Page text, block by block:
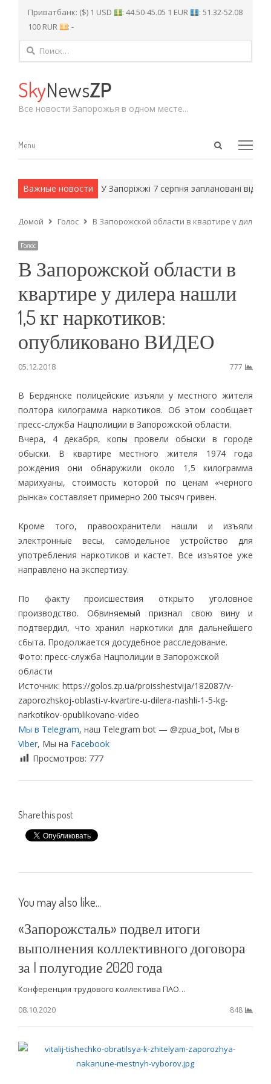
Приватбанк: ($) 1 USD : 44.50-45.05 1 EUR
: 51.32-52.08
100 RUR
: -
Найти:
SkyNewsZP
Все новости Запорожья в одном месте...
Open
Menu
Menu
Важные новости
армейские методы. У Запоріжжі 7 серпня заплановані
Домой Голос В Запорожской области в квартире у
Голос
В Запорожской области в
квартире у дилера нашли
1,5 кг наркотиков:
опубликовано ВИДЕО
05.12.2018 777
В Бердянске полицейские изъяли у местного жителя
полтора килограмма наркотиков. Об этом сообщает
пресс-служба Нацполиции в Запорожской области.
Вчера, 4 декабря, копы провели обыски в городе
обыски. В квартире местного жителя 1974 года
рождения они обнаружили около 1,5 килограмма
марихуаны, стоимость которой по ценам «черного
рынка» составляет примерно 200 тысяч гривен.
Кроме того, правоохранители нашли и изъяли
электронные весы, самодельное устройство для
употребления наркотиков и кастет. Все изъятое уже
направлено на экспертизу.
По факту происшествия открыто уголовное
производство. Обвиняемый признал свою вину и
подтвердил, что хранил наркотики для дальнейшего
сбыта. Продолжается досудебное расследование.
Фото: пресс-служба Нацполиции в Запорожской
области
Источник: https://golos.zp.ua/proisshestvija/182087/v-
zaporozhskoj-oblasti-v-kvartire-u-dilera-nashli-1-5-kg-
narkotikov-opublikovano-video
Мы в Telegram, наш Telegram bot — @zpua_bot, Мы в
Viber, Мы на Facebook
Просмотров: 777
Share this post
You may also like...
«Запорожсталь» подвел итоги
выполнения коллективного договора
за I полугодие 2020 года
Конференция трудового коллектива ПАО…
08.10.2020
848